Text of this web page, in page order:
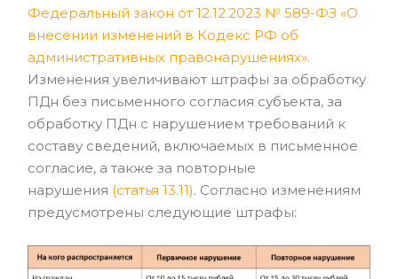
Федеральный закон от 12.12.2023 № 589-ФЗ «О
внесении изменений в Кодекс РФ об
административных правонарушениях».
Изменения увеличивают штрафы за обработку
ПДн без письменного согласия субъекта, за
обработку ПДн с нарушением требований к
составу сведений, включаемых в письменное
согласие, а также за повторные
нарушения (статья 13.11). Согласно изменениям
предусмотрены следующие штрафы: